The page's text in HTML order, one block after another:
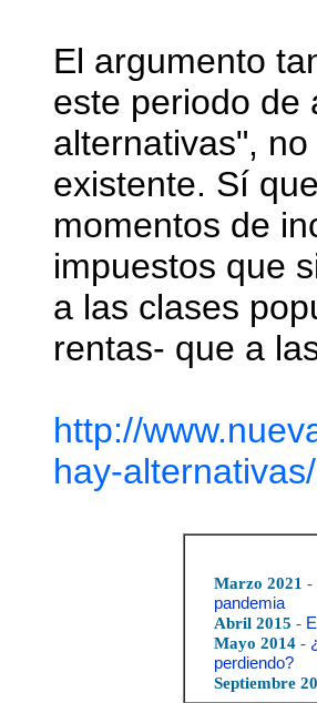
El argumento
este periodo de
alternativas",
existente. Sí
momentos de
impuestos que
a las clases
rentas- que a
http://
hay-